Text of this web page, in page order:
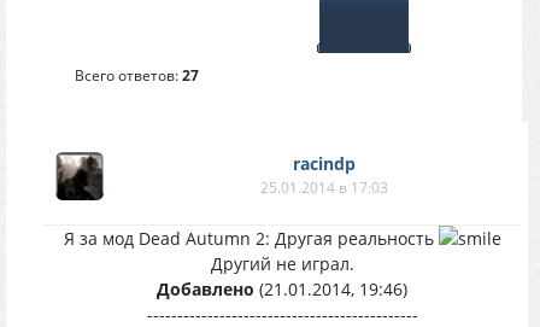
Всего ответов:27
racindp
25.01.2014 в 17:03
Я за мод Dead Autumn 2: Другая реальность
Другий не играл.
Добавлено (21.01.2014, 19:46)
---------------------------------------------